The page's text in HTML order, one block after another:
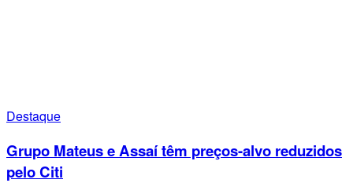
Destaque
Grupo Mateus e Assaí têm preços-alvo reduzidos
pelo Citi